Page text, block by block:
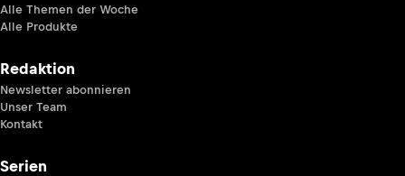
Alle Themen der Woche
Alle Produkte
Redaktion
Newsletter abonnieren
Unser Team
Kontakt
Serien